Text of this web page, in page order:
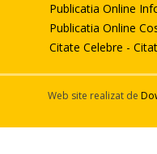
Publicatia Online
Publicatia Online
Citate Celebre -
Web site realizat de